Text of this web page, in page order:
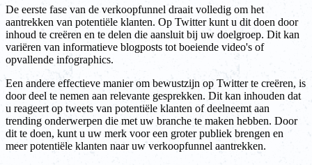
De eerste fase van de verkoopfunnel draait volledig om het
aantrekken van potentiële klanten. Op Twitter kunt u dit doen door
inhoud te creëren en te delen die aansluit bij uw doelgroep. Dit kan
variëren van informatieve blogposts tot boeiende video's of
opvallende infographics.
Een andere effectieve manier om bewustzijn op Twitter te creëren, is
door deel te nemen aan relevante gesprekken. Dit kan inhouden dat
u reageert op tweets van potentiële klanten of deelneemt aan
trending onderwerpen die met uw branche te maken hebben. Door
dit te doen, kunt u uw merk voor een groter publiek brengen en
meer potentiële klanten naar uw verkoopfunnel aantrekken.